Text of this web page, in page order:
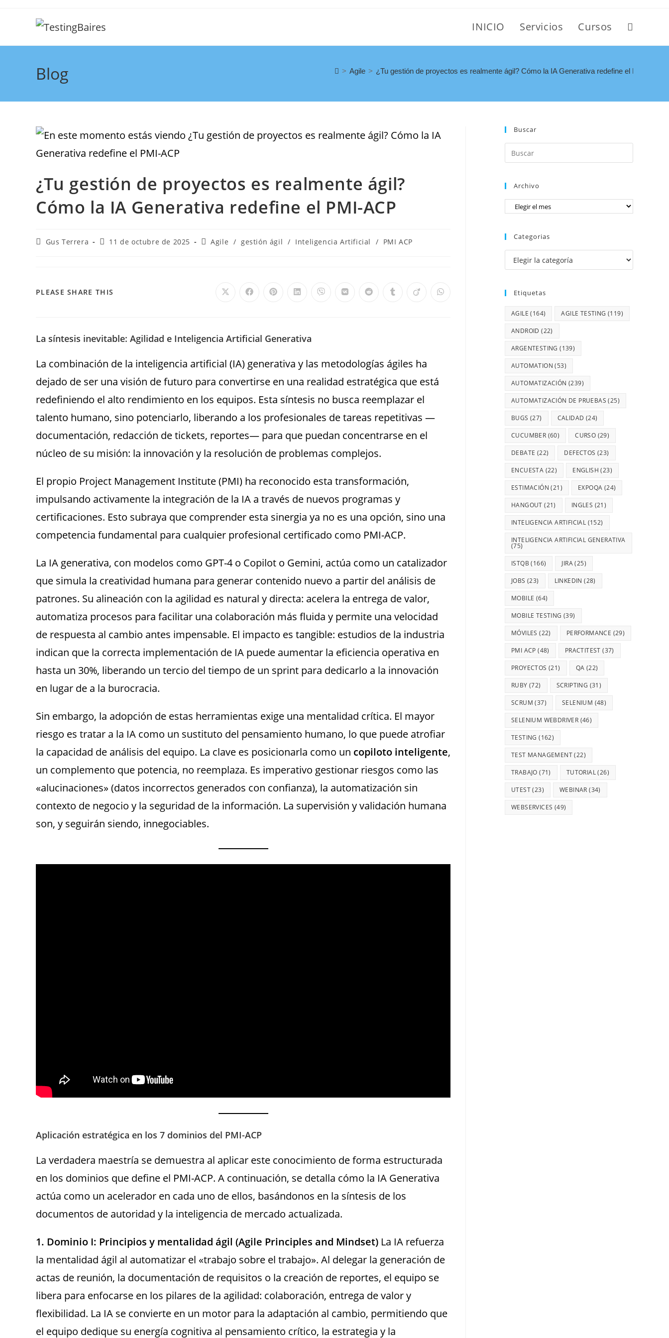
INICIO Servicios Cursos
Blog > Agile > ¿Tu gestión de proyectos es realmente ágil? Cómo la IA Generativa redefine el PMI-ACP
¿Tu gestión de proyectos es realmente ágil?
Cómo la IA Generativa redefine el PMI-ACP
Gus Terrera 11 de octubre de 2025 Agile / gestión ágil / Inteligencia Artificial / PMI ACP
PLEASE SHARE THIS
La síntesis inevitable: Agilidad e Inteligencia Artificial Generativa
La combinación de la inteligencia artificial (IA) generativa y las metodologías ágiles ha
dejado de ser una visión de futuro para convertirse en una realidad estratégica que está
redefiniendo el alto rendimiento en los equipos. Esta síntesis no busca reemplazar el
talento humano, sino potenciarlo, liberando a los profesionales de tareas repetitivas —
documentación, redacción de tickets, reportes— para que puedan concentrarse en el
núcleo de su misión: la innovación y la resolución de problemas complejos.
El propio Project Management Institute (PMI) ha reconocido esta transformación,
impulsando activamente la integración de la IA a través de nuevos programas y
certificaciones. Esto subraya que comprender esta sinergia ya no es una opción, sino una
competencia fundamental para cualquier profesional certificado como PMI-ACP.
La IA generativa, con modelos como GPT-4 o Copilot o Gemini, actúa como un catalizador
que simula la creatividad humana para generar contenido nuevo a partir del análisis de
patrones. Su alineación con la agilidad es natural y directa: acelera la entrega de valor,
automatiza procesos para facilitar una colaboración más fluida y permite una velocidad
de respuesta al cambio antes impensable. El impacto es tangible: estudios de la industria
indican que la correcta implementación de IA puede aumentar la eficiencia operativa en
hasta un 30%, liberando un tercio del tiempo de un sprint para dedicarlo a la innovación
en lugar de a la burocracia.
Sin embargo, la adopción de estas herramientas exige una mentalidad crítica. El mayor
riesgo es tratar a la IA como un sustituto del pensamiento humano, lo que puede atrofiar
la capacidad de análisis del equipo. La clave es posicionarla como un copiloto inteligente,
un complemento que potencia, no reemplaza. Es imperativo gestionar riesgos como las
«alucinaciones» (datos incorrectos generados con confianza), la automatización sin
contexto de negocio y la seguridad de la información. La supervisión y validación humana
son, y seguirán siendo, innegociables.
Aplicación estratégica en los 7 dominios del PMI-ACP
La verdadera maestría se demuestra al aplicar este conocimiento de forma estructurada
en los dominios que define el PMI-ACP. A continuación, se detalla cómo la IA Generativa
actúa como un acelerador en cada uno de ellos, basándonos en la síntesis de los
documentos de autoridad y la inteligencia de mercado actualizada.
1. Dominio I: Principios y mentalidad ágil (Agile Principles and Mindset) La IA refuerza
la mentalidad ágil al automatizar el «trabajo sobre el trabajo». Al delegar la generación de
actas de reunión, la documentación de requisitos o la creación de reportes, el equipo se
libera para enfocarse en los pilares de la agilidad: colaboración, entrega de valor y
flexibilidad. La IA se convierte en un motor para la adaptación al cambio, permitiendo que
el equipo dedique su energía cognitiva al pensamiento crítico, la estrategia y la
Buscar
Archivo
Categorias
Etiquetas
AGILE (164) AGILE TESTING (119)
ANDROID (22)
ARGENTESTING (139)
AUTOMATION (53)
AUTOMATIZACIÓN (239)
AUTOMATIZACIÓN DE PRUEBAS (25)
BUGS (27) CALIDAD (24)
CUCUMBER (60) CURSO (29)
DEBATE (22) DEFECTOS (23)
ENCUESTA (22) ENGLISH (23)
ESTIMACIÓN (21) EXPOQA (24)
HANGOUT (21) INGLES (21)
INTELIGENCIA ARTIFICIAL (152)
INTELIGENCIA ARTIFICIAL GENERATIVA
(75)
ISTQB (166) JIRA(25)
JOBS (23) LINKEDIN (28)
MOBILE (64)
MOBILE TESTING (39)
MÓVILES (22) PERFORMANCE (29)
PMI ACP (48) PRACTITEST (37)
PROYECTOS (21) QA (22)
RUBY (72) SCRIPTING (31)
SCRUM (37) SELENIUM (48)
SELENIUM WEBDRIVER (46)
TESTING (162)
TEST MANAGEMENT(22)
TRABAJO (71) TUTORIAL(26)
UTEST(23) WEBINAR (34)
WEBSERVICES (49)